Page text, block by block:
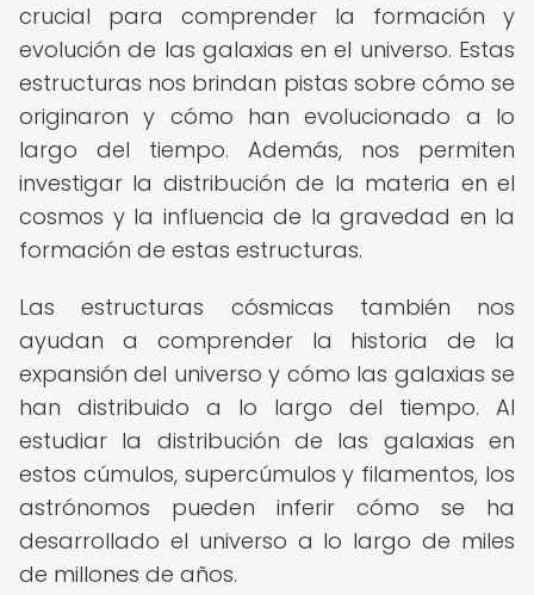
crucial para comprender la formación y
evolución de las galaxias en el universo. Estas
estructuras nos brindan pistas sobre cómo se
originaron y cómo han evolucionado a lo
largo del tiempo. Además, nos permiten
investigar la distribución de la materia en el
cosmos y la influencia de la gravedad en la
formación de estas estructuras.
Las estructuras cósmicas también nos
ayudan a comprender la historia de la
expansión del universo y cómo las galaxias se
han distribuido a lo largo del tiempo. Al
estudiar la distribución de las galaxias en
estos cúmulos, supercúmulos y filamentos, los
astrónomos pueden inferir cómo se ha
desarrollado el universo a lo largo de miles
de millones de años.